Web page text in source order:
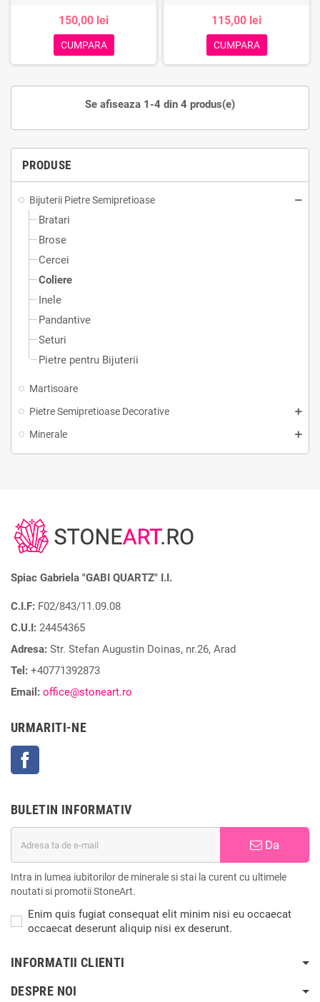
PRODUSE
Bijuterii Pietre Semipretioase
Bratari
Brose
Cercei
Coliere
Inele
Pandantive
Seturi
Pietre pentru Bijuterii
Martisoare
Pietre Semipretioase Decorative
Minerale
150,00 lei
CUMPARA
115,00 lei
CUMPARA
Se afiseaza 1-4 din 4 produs(e)
Spiac Gabriela "GABI QUARTZ" I.I.
C.I.F: F02/843/11.09.08
C.U.I: 24454365
Adresa: Str. Stefan Augustin Doinas, nr.26, Arad
Tel: +40771392873
Email: office@stoneart.ro
URMARITI-NE
BULETIN INFORMATIV
Da
Intra in lumea iubitorilor de minerale si stai la curent cu ultimele
noutati si promotii StoneArt.
Enim quis fugiat consequat elit minim nisi eu occaecat
occaecat deserunt aliquip nisi ex deserunt.
INFORMATII CLIENTI
DESPRE NOI